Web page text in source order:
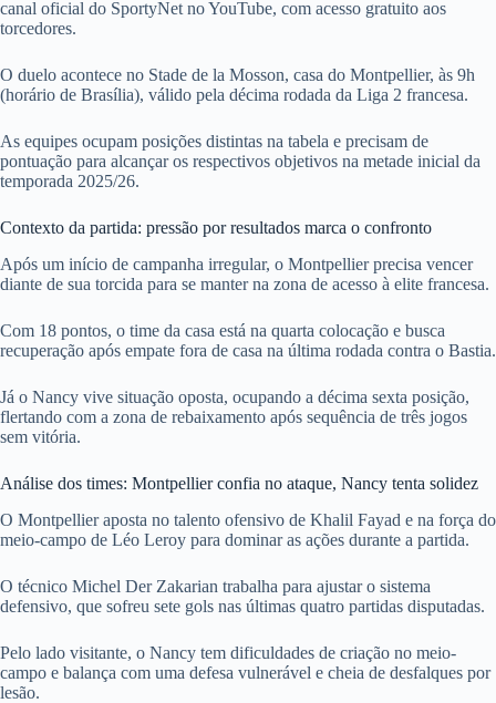
canal oficial do SportyNet no YouTube, com acesso gratuito aos
torcedores.
O duelo acontece no Stade de la Mosson, casa do Montpellier, às 9h
(horário de Brasília), válido pela décima rodada da Liga 2 francesa.
As equipes ocupam posições distintas na tabela e precisam de
pontuação para alcançar os respectivos objetivos na metade inicial da
temporada 2025/26.
Contexto da partida: pressão por resultados marca o confronto
Após um início de campanha irregular, o Montpellier precisa vencer
diante de sua torcida para se manter na zona de acesso à elite francesa.
Com 18 pontos, o time da casa está na quarta colocação e busca
recuperação após empate fora de casa na última rodada contra o Bastia.
Já o Nancy vive situação oposta, ocupando a décima sexta posição,
flertando com a zona de rebaixamento após sequência de três jogos
sem vitória.
Análise dos times: Montpellier confia no ataque, Nancy tenta solidez
O Montpellier aposta no talento ofensivo de Khalil Fayad e na força do
meio-campo de Léo Leroy para dominar as ações durante a partida.
O técnico Michel Der Zakarian trabalha para ajustar o sistema
defensivo, que sofreu sete gols nas últimas quatro partidas disputadas.
Pelo lado visitante, o Nancy tem dificuldades de criação no meio-
campo e balança com uma defesa vulnerável e cheia de desfalques por
lesão.